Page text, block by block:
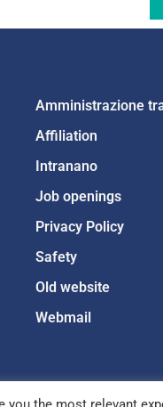
Amministrazione
Affiliation
Intranano
Job openings
Privacy Policy
Safety
Old website
Webmail